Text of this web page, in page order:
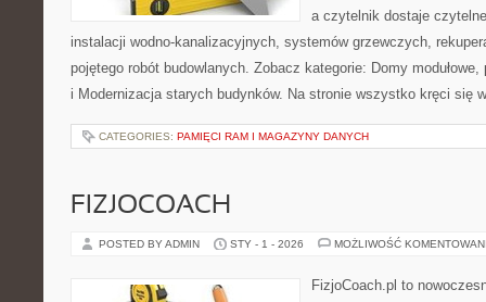
a czytelnik dostaje
instalacji wodno-kanalizacyjnych, systemów grzewczych,
pojętego robót budowlanych. Zobacz kategorie: Domy
i Modernizacja starych budynków. Na stronie wszystko kręci się
CATEGORIES: PAMIĘCI RAM I MAGAZYNY DANYCH
FIZJOCOACH
POSTED BY ADMIN STY - 1 - 2026 MOŻLIWOŚĆ
FizjoCoach.pl to